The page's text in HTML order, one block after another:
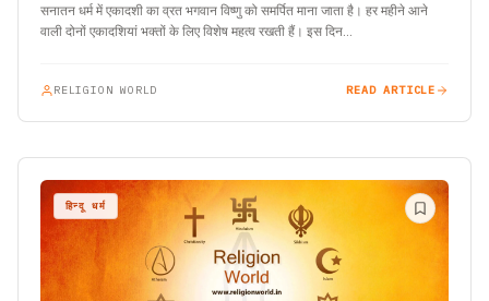
सनातन धर्म में एकादशी का व्रत भगवान विष्णु को समर्पित माना जाता है। हर महीने आने
वाली दोनों एकादशियां भक्तों के लिए विशेष महत्व रखती हैं। इस दिन…
RELIGION WORLD READ ARTICLE
हिन्दू धर्म